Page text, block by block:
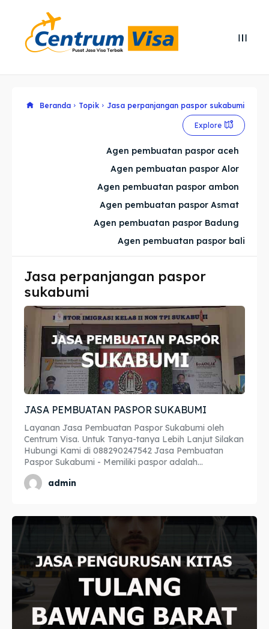
Cari
Cari
Explore our destinations
Imta
Legalisir
Apostille
Penerjemah
Asuransi
Blog
Explore our destinations
Imta
Legalisir
Apostille
Penerjemah
Asuransi
Blog
Beranda Topik Jasa perpanjangan paspor sukabumi
Explore
Agen pembuatan paspor aceh
Agen pembuatan paspor Alor
Agen pembuatan paspor ambon
Agen pembuatan paspor Asmat
Agen pembuatan paspor Badung
Agen pembuatan paspor bali
Jasa perpanjangan paspor
sukabumi
JASA PEMBUATAN PASPOR SUKABUMI
Layanan Jasa Pembuatan Paspor Sukabumi oleh
Centrum Visa. Untuk Tanya-tanya Lebih Lanjut Silakan
Hubungi Kami di 088290247542 Jasa Pembuatan
Paspor Sukabumi - Memiliki paspor adalah...
admin